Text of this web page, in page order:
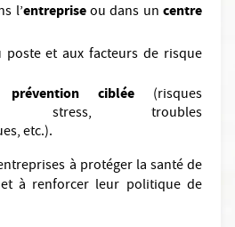
l’entrepriseou dans un centre
poste et aux facteurs de risque
prévention ciblée (risques
stress, troubles
etc.).
à protéger la santé de
à renforcer leur politique de